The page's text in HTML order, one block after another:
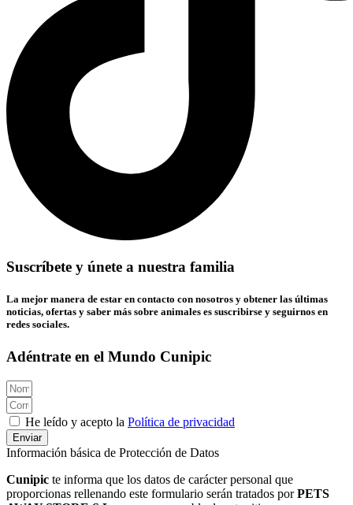
Suscríbete y únete a nuestra familia
La mejor manera de estar en contacto con nosotros y obtener las últimas
noticias, ofertas y saber más sobre animales es suscribirse y seguirnos en
redes sociales.
Adéntrate en el Mundo Cunipic
He leído y acepto la Política de privacidad
Enviar
Información básica de Protección de Datos
Cunipic te informa que los datos de carácter personal que
proporcionas rellenando este formulario serán tratados porPETS